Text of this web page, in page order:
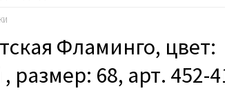
Фламинго, цвет:
размер: 68, арт. 452-